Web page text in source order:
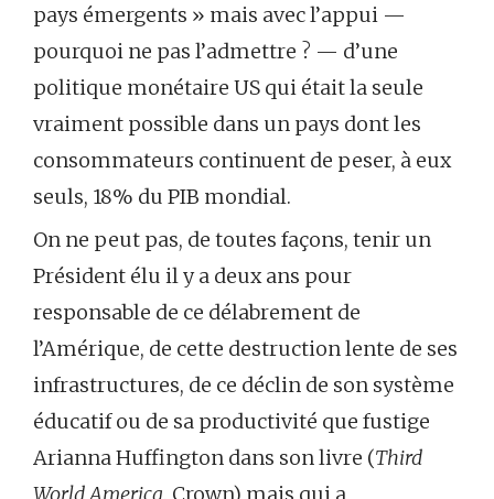
pays émergents » mais avec l’appui —
pourquoi ne pas l’admettre ? — d’une
politique monétaire US qui était la seule
vraiment possible dans un pays dont les
consommateurs continuent de peser, à eux
seuls, 18% du PIB mondial.
On ne peut pas, de toutes façons, tenir un
Président élu il y a deux ans pour
responsable de ce délabrement de
l’Amérique, de cette destruction lente de ses
infrastructures, de ce déclin de son système
éducatif ou de sa productivité que fustige
Arianna Huffington dans son livre (Third
World America, Crown) mais qui a